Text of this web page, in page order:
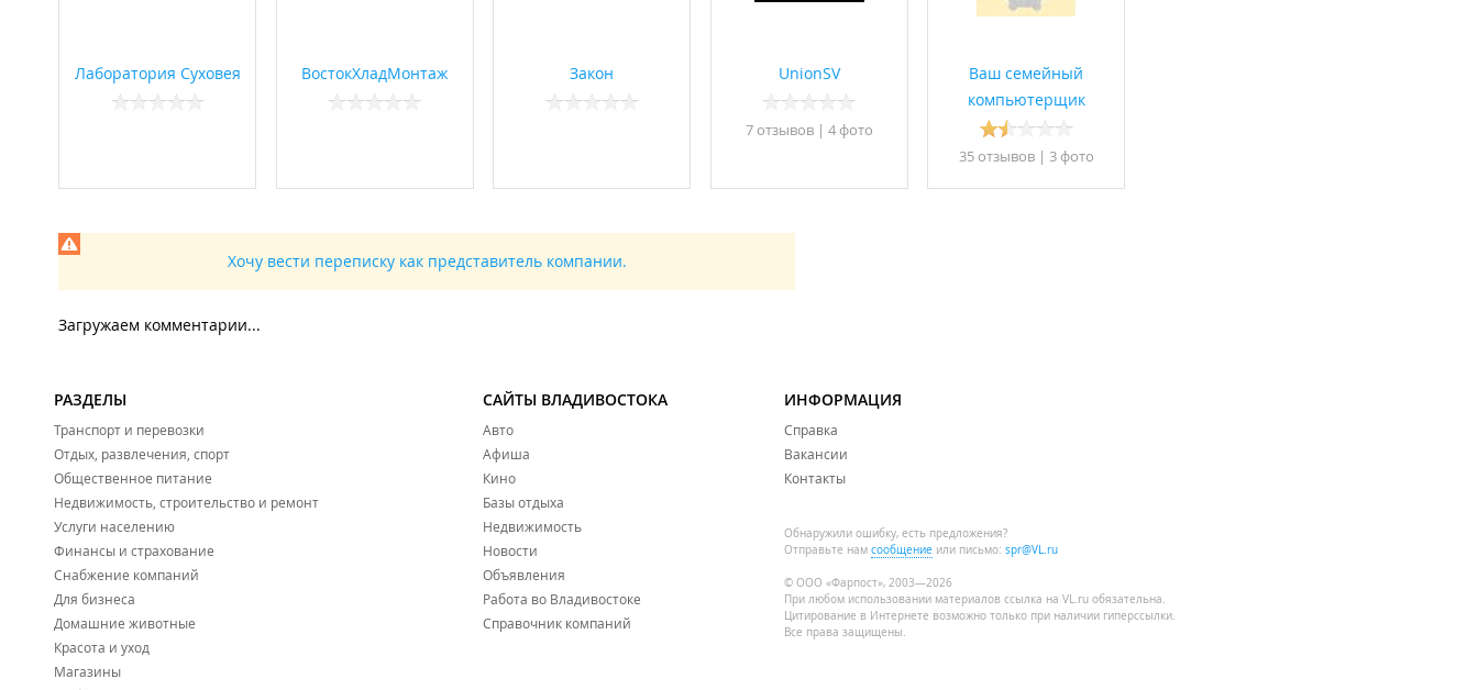
Лаборатория Суховея ВостокХладМонтаж Закон UnionSV
7 отзывов| 4 фото
Ваш семейный
компьютерщик
35 отзывов| 3 фото
Хочу вести переписку как представитель компании.
Загружаем комментарии...
РАЗДЕЛЫ
Транспорт и перевозки
Отдых, развлечения, спорт
Общественное питание
Недвижимость, строительство и ремонт
Услуги населению
Финансы и страхование
Снабжение компаний
Для бизнеса
Домашние животные
Красота и уход
Магазины
САЙТЫ ВЛАДИВОСТОКА
Авто
Афиша
Кино
Базы отдыха
Недвижимость
Новости
Объявления
Работа во Владивостоке
Справочник компаний
ИНФОРМАЦИЯ
Справка
Вакансии
Контакты
Обнаружили ошибку, есть предложения?
Отправьте нам сообщение или письмо: spr@VL.ru
© ООО «Фарпост», 2003—2026
При любом использовании материалов ссылка на VL.ru обязательна.
Цитирование в Интернете возможно только при наличии гиперссылки.
Все права защищены.